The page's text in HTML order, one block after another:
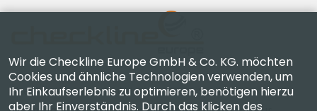
Checkline Europe GmbH & Co. KG. — Spezialisten für
Wir die Checkline Europe GmbH & Co. KG. möchten
Cookies und ähnliche Technologien verwenden, um
Ihr Einkaufserlebnis zu optimieren, benötigen hierzu
aber Ihr Einverständnis. Durch das klicken des